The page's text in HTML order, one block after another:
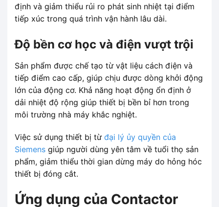
định và giảm thiểu rủi ro phát sinh nhiệt tại điểm
tiếp xúc trong quá trình vận hành lâu dài.
Độ bền cơ học và điện vượt trội
Sản phẩm được chế tạo từ vật liệu cách điện và
tiếp điểm cao cấp, giúp chịu được dòng khởi động
lớn của động cơ. Khả năng hoạt động ổn định ở
dải nhiệt độ rộng giúp thiết bị bền bỉ hơn trong
môi trường nhà máy khắc nghiệt.
Việc sử dụng thiết bị từ đại lý ủy quyền của
Siemens giúp người dùng yên tâm về tuổi thọ sản
phẩm, giảm thiểu thời gian dừng máy do hỏng hóc
thiết bị đóng cắt.
Ứng dụng của Contactor